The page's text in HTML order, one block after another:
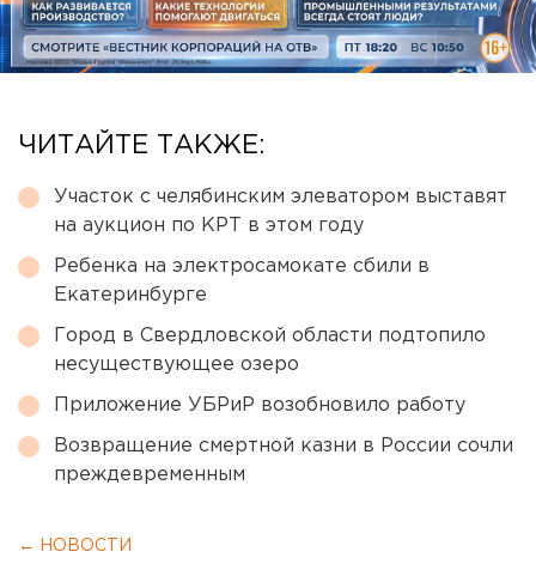
ЧИТАЙТЕ ТАКЖЕ:
Участок с челябинским элеватором выставят
на аукцион по КРТ в этом году
Ребенка на электросамокате сбили в
Екатеринбурге
Город в Свердловской области подтопило
несуществующее озеро
Приложение УБРиР возобновило работу
Возвращение смертной казни в России сочли
преждевременным
← НОВОСТИ